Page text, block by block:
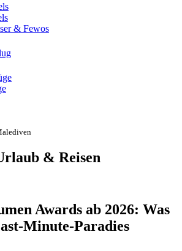
& Fewos
& Reisen
Awards ab 2026: Was
Minute-Paradies